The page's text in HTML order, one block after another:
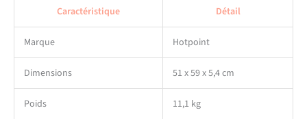
Caractéristique Détail
Marque Hotpoint
Dimensions 51 x 59 x 5,4 cm
Poids 11,1 kg